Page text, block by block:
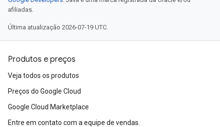
afiliadas.
Última atualização 2026-07-19 UTC.
Produtos e preços
Veja todos os produtos
Preços do Google Cloud
Google Cloud Marketplace
Entre em contato com a equipe de vendas.